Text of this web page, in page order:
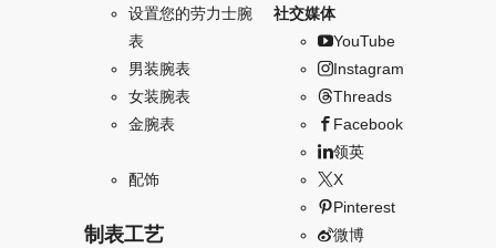
设置您的劳力士腕
表
男装腕表
女装腕表
金腕表
配饰
制表工艺
社交媒体
YouTube
Instagram
Threads
Facebook
领英
X
Pinterest
微博